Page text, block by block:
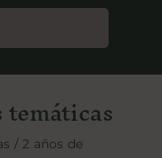
/ 2 años de